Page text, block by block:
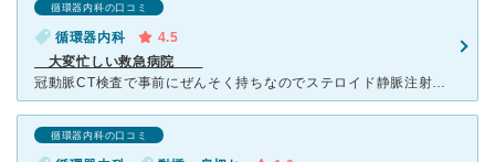
循環器内科の口コミ
循環器内科
4.5
大変忙しい救急病院
冠動脈CT検査で事前にぜんそく持ちなのでステロイド静脈注射打ってから、 そんなに時間経過してなかった。 呼ばれて、CT室に入り検査始まり、造影剤注射してからの検査後半から、耳中の痒みから耳がきこ
循環器内科の口コミ